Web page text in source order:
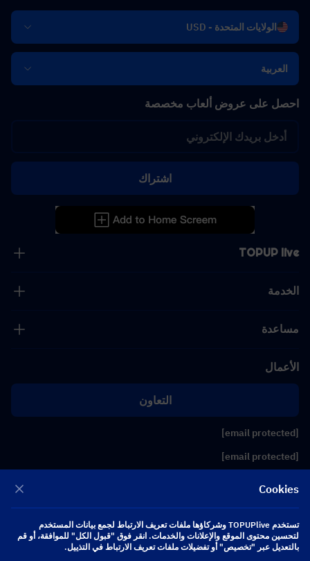
الولايات المتحدة - USD
العربية
TOPUP live
الخدمة
مساعدة
الأعمال
التعاون
[email protected]
[email protected]
احصل على عروض ألعاب مخصصة
اشتراك
تابعنا
Copyright 2026 SEA WHALE TECHNOLOGY PTE.LTD. All Rights Reserved.
Cookies
تستخدم TOPUPlive وشركاؤها ملفات تعريف الارتباط لجمع بيانات المستخدم
لتحسين محتوى الموقع والإعلانات والخدمات. انقر فوق "قبول الكل" للموافقة، أو قم
بالتعديل عبر "تخصيص" أو تفضيلات ملفات تعريف الارتباط في التذييل.